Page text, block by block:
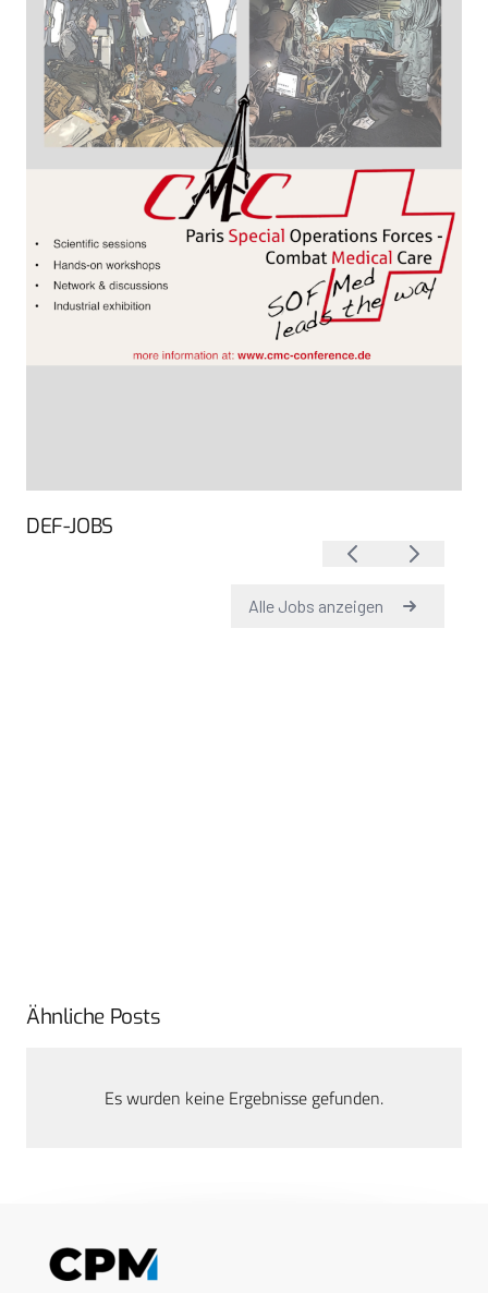
DEF-JOBS
Ähnliche Posts
Es wurden keine Ergebnisse gefunden.